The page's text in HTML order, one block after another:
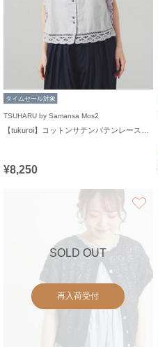
タイムセール対象
TSUHARU by Samansa Mos2
¥8,250
SOLD OUT
再入荷受付